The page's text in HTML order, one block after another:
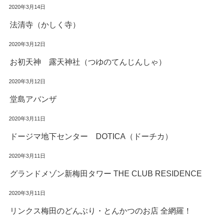
2020年3月14日
法清寺（かしく寺）
2020年3月12日
お初天神 露天神社（つゆのてんじんしゃ）
2020年3月12日
堂島アバンザ
2020年3月11日
ドージマ地下センター DOTICA（ドーチカ）
2020年3月11日
グランドメゾン新梅田タワー THE CLUB RESIDENCE
2020年3月11日
リンクス梅田のどんぶり・とんかつのお店 全網羅！